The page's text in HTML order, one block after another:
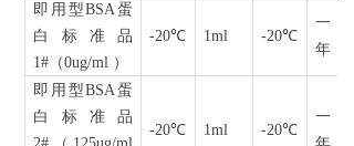
即用型BSA蛋
白标准品
1# （0ug/ml ）
-20℃ 1ml -20℃
一
年
即用型BSA蛋
白标准品
-20℃ 1ml -20℃
一